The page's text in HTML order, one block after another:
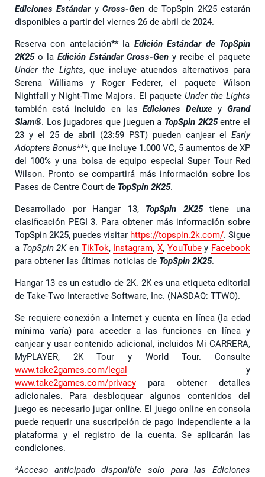
Ediciones EstándaryCross-Gen de TopSpin 2K25 estarán
disponibles a partir del viernes 26 de abril de 2024.
Reserva con antelación** la Edición Estándar de TopSpin
2K25o la Edición Estándar Cross-Gen y recibe el paquete
Under the Lights, que incluye atuendos alternativos para
Serena Williams y Roger Federer, el paquete Wilson
Nightfall y Night-Time Majors. El paquete Under the Lights
también está incluido en lasEdiciones Deluxe y Grand
Slam®. Los jugadores que jueguen a TopSpin 2K25entre el
23 y el 25 de abril (23:59 PST) pueden canjear el Early
Adopters Bonus***, que incluye 1.000 VC, 5 aumentos de XP
del 100% y una bolsa de equipo especial Super Tour Red
Wilson. Pronto se compartirá más información sobre los
Pases de Centre Court de TopSpin 2K25.
Desarrollado por Hangar 13, TopSpin 2K25tiene una
clasificación PEGI 3. Para obtener más información sobre
TopSpin 2K25, puedes visitar https://topspin.2k.com/. Sigue
a TopSpin 2Ken TikTok, Instagram,X, YouTubey Facebook
para obtener las últimas noticias de TopSpin 2K25.
Hangar 13 es un estudio de 2K. 2K es una etiqueta editorial
de Take-Two Interactive Software, Inc. (NASDAQ: TTWO).
Se requiere conexión a Internet y cuenta en línea (la edad
mínima varía) para acceder a las funciones en línea y
canjear y usar contenido adicional, incluidos Mi CARRERA,
MyPLAYER, 2K Tour y World Tour. Consulte
www.take2games.com/legal
y
www.take2games.com/privacy para obtener detalles
adicionales. Para desbloquear algunos contenidos del
juego es necesario jugar online. El juego online en consola
puede requerir una suscripción de pago independiente a la
plataforma y el registro de la cuenta. Se aplicarán las
condiciones.
*Acceso anticipado disponible solo para las Ediciones